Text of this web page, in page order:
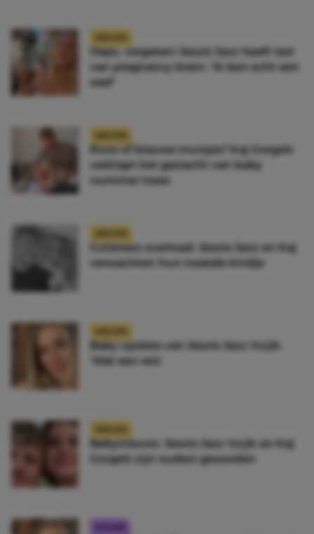
Oeps, vergeten! Jessie Jazz heeft last
van pregnancy brain: ‘Ik ben echt een
zeef’
Roze of blauwe muisjes? Kaj Gorgels
verklapt het geslacht van baby
nummer twee
Cuteness overload: Jessie Jazz en Kaj
verwachten hun tweede kindje
Baby update van Jessie Jazz Vuijk:
‘Wat een reis’
Babynieuws: Jessie Jazz Vuijk en Kaj
Gorgels zijn ouders geworden